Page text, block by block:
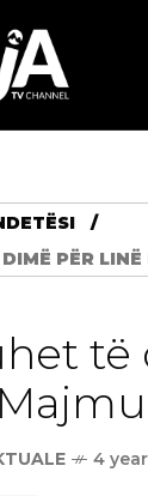
PËR LINË
të
4